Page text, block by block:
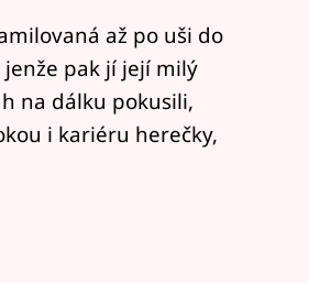
až po uši do
pak jí její milý
na dálku pokusili,
i kariéru herečky,